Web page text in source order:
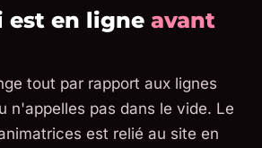
est en ligne avant
tout par rapport aux lignes
n'appelles pas dans le vide. Le
est relié au site en